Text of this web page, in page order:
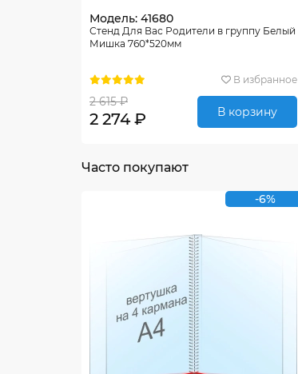
Модель: 41680
Стенд Для Вас Родители в группу Белый
Мишка 760*520мм
В избранное
2 615 ₽
2 274 ₽ В корзину
Часто покупают
-6%